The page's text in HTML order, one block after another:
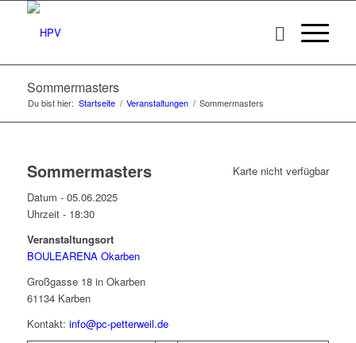
Sommermasters
Du bist hier: Startseite / Veranstaltungen / Sommermasters
Karte nicht verfügbar
Sommermasters
Datum - 05.06.2025
Uhrzeit - 18:30
Veranstaltungsort
BOULEARENA Okarben
Großgasse 18 in Okarben
61134 Karben
Kontakt: info@pc-petterweil.de